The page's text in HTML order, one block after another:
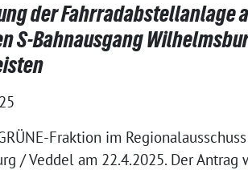
der Fahrradabstellanlage
S-Bahnausgang
Fraktion im Regionalausschuss
/ Veddel am 22.4.2025. Der Antrag